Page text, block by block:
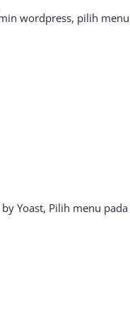
wordpress, pilih menu
Yoast, Pilih menu pada